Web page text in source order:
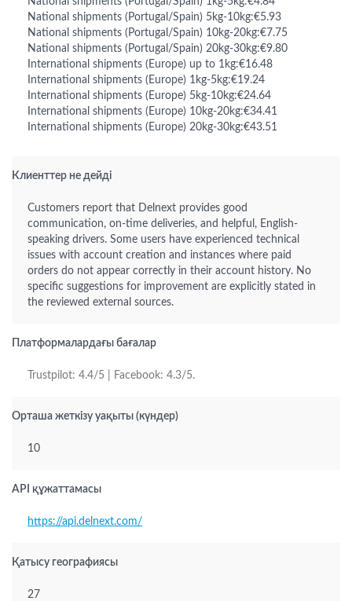
National shipments (Portugal/Spain) 5kg-10kg:€5.93
National shipments (Portugal/Spain) 10kg-20kg:€7.75
National shipments (Portugal/Spain) 20kg-30kg:€9.80
International shipments (Europe) up to 1kg:€16.48
International shipments (Europe) 1kg-5kg:€19.24
International shipments (Europe) 5kg-10kg:€24.64
International shipments (Europe) 10kg-20kg:€34.41
International shipments (Europe) 20kg-30kg:€43.51
Клиенттер не дейді
Customers report that Delnext provides good
communication, on-time deliveries, and helpful, English-
speaking drivers. Some users have experienced technical
issues with account creation and instances where paid
orders do not appear correctly in their account history. No
specific suggestions for improvement are explicitly stated in
the reviewed external sources.
Платформалардағы бағалар
Trustpilot: 4.4/5 | Facebook: 4.3/5.
Орташа жеткізу уақыты (күндер)
10
API құжаттамасы
https://api.delnext.com/
Қатысу географиясы
27